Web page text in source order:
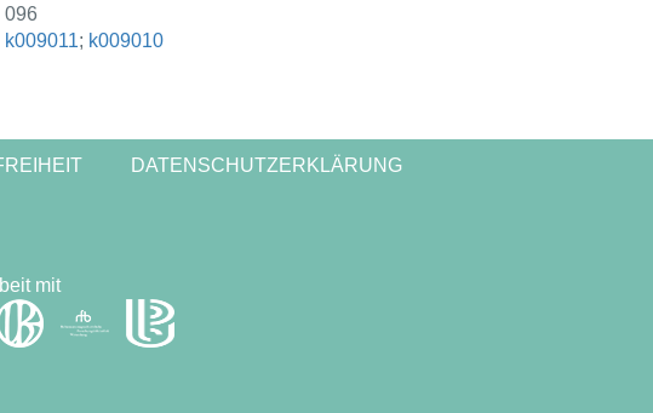
096
k009011; k009010
DATENSCHUTZERKLÄRUNG
mit